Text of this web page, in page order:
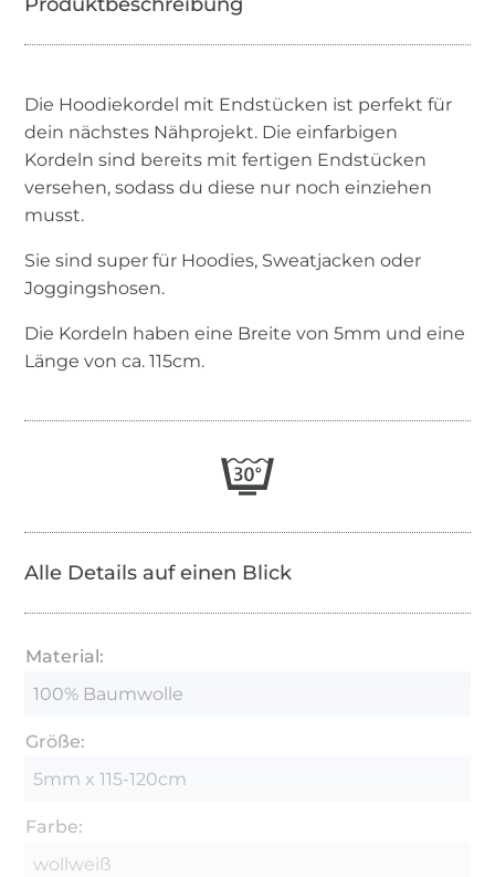
Die Hoodiekordel mit Endstücken ist perfekt für
dein nächstes Nähprojekt. Die einfarbigen
Kordeln sind bereits mit fertigen Endstücken
versehen, sodass du diese nur noch einziehen
musst.
Sie sind super für Hoodies, Sweatjacken oder
Joggingshosen.
Die Kordeln haben eine Breite von 5mm und eine
Länge von ca. 115cm.
Alle Details auf einen Blick
Material:
100% Baumwolle
Größe:
5mm x 115-120cm
Farbe:
wollweiß